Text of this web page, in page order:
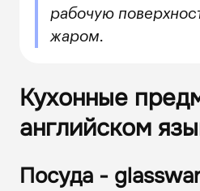
рабочую
жаром.
Кухонные
английском
Посуда -